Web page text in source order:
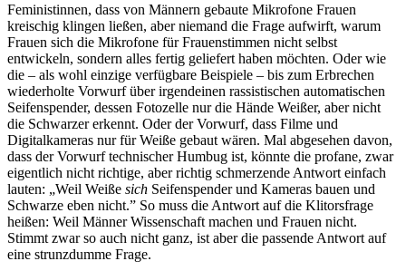
Feministinnen, dass von Männern gebaute Mikrofone Frauen
kreischig klingen ließen, aber niemand die Frage aufwirft, warum
Frauen sich die Mikrofone für Frauenstimmen nicht selbst
entwickeln, sondern alles fertig geliefert haben möchten. Oder wie
die – als wohl einzige verfügbare Beispiele – bis zum Erbrechen
wiederholte Vorwurf über irgendeinen rassistischen automatischen
Seifenspender, dessen Fotozelle nur die Hände Weißer, aber nicht
die Schwarzer erkennt. Oder der Vorwurf, dass Filme und
Digitalkameras nur für Weiße gebaut wären. Mal abgesehen davon,
dass der Vorwurf technischer Humbug ist, könnte die profane, zwar
eigentlich nicht richtige, aber richtig schmerzende Antwort einfach
lauten: „Weil Weiße sich Seifenspender und Kameras bauen und
Schwarze eben nicht.” So muss die Antwort auf die Klitorsfrage
heißen: Weil Männer Wissenschaft machen und Frauen nicht.
Stimmt zwar so auch nicht ganz, ist aber die passende Antwort auf
eine strunzdumme Frage.